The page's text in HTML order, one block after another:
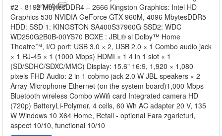
#2 - 8192 MbytesDDR4 – 2666 Kingston Graphics: Intel HD
Graphics 530 NVIDIA GeForce GTX 960M, 4096 MbytesDDR5
HDD: SSD 1: KINGSTON SA400S37960G SSD2: WDC
WD250G2B0B-00YS70 BOXE : JBL® si Dolby™ Home
Theatre™, I/O port: USB 3.0 × 2, USB 2.0 × 1 Combo audio jack
× 1 RJ-45 × 1 (1000 Mbps) HDMI × 1 4 in 1 slot × 1
(SD/SDHC/SDXC/MMC) Display: 15.6" 16:9, 1,920 × 1,080
pixels FHD Audio: 2 in 1 cobmo jack 2.0 W JBL speakers × 2
Array Microphone Ethernet (on the system board)1,000 Mbps
Bluetooth wireless Combo wWifi card Integrated camera HD
(720p) BatteryLi-Polymer, 4 cells, 60 Wh AC adapter 20 V, 135
W Windows 10 X64 Home, Retail - optional Fara zgarieturi,
aspect 10/10, functional 10/10